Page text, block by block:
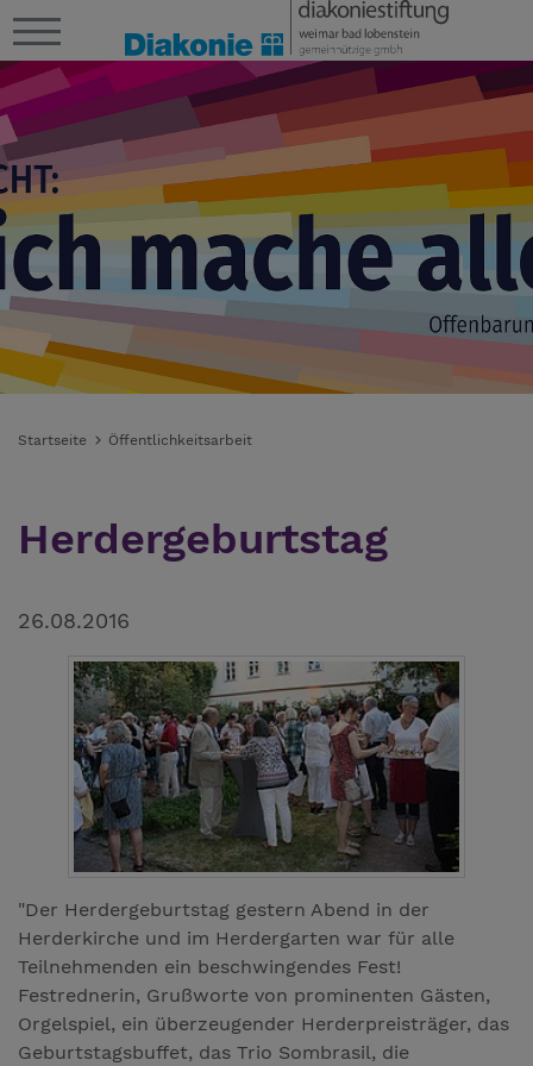
Startseite Öffentlichkeitsarbeit
Herdergeburtstag
26.08.2016
"Der Herdergeburtstag gestern Abend in der
Herderkirche und im Herdergarten war für alle
Teilnehmenden ein beschwingendes Fest!
Festrednerin, Grußworte von prominenten Gästen,
Orgelspiel, ein überzeugender Herderpreisträger, das
Geburtstagsbuffet, das Trio Sombrasil, die